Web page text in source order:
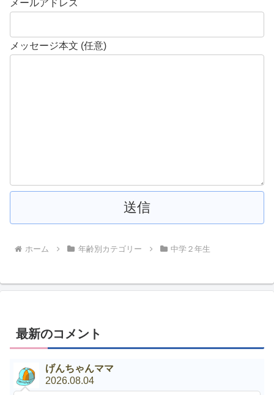
メールアドレス
メッセージ本文 (任意)
ホーム 年齢別カテゴリー 中学２年生
最新のコメント
げんちゃんママ
2026.08.04